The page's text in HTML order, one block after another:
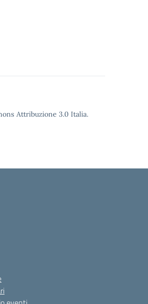
Attribuzione 3.0 Italia.